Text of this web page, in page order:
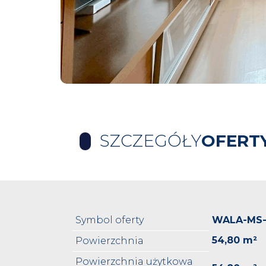
SZCZEGÓŁY
Symbol oferty
WALA-
Powierzchnia
54,80 m²
Powierzchnia użytkowa